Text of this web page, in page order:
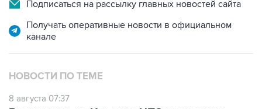
НОВОСТИ ПО ТЕМЕ
8 августа 07:37
после падения обломков БПЛА